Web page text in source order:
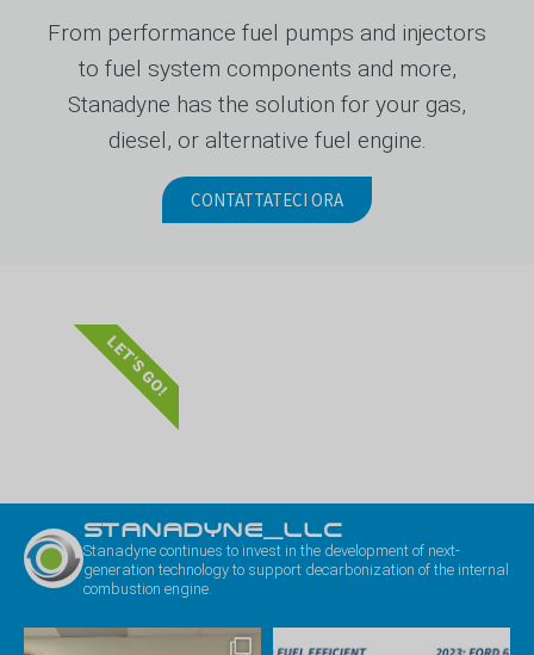
From performance fuel pumps and injectors
to fuel system components and more,
Stanadyne has the solution for your gas,
diesel, or alternative fuel engine.
CONTATTATECI ORA
LET'S GO!
STANADYNE_LLC
Stanadyne continues to invest in the development of next-
generation technology to support decarbonization of the internal
combustion engine.